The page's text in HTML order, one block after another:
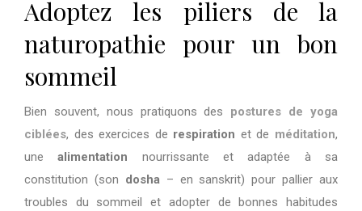
Adoptez les piliers de la
naturopathie pour un bon
sommeil
Bien souvent, nous pratiquons des postures de yoga
ciblées, des exercices de respiration et de méditation,
unealimentation nourrissante et adaptée à sa
constitution (son dosha– en sanskrit) pour pallier aux
troubles du sommeil et adopter de bonnes habitudes